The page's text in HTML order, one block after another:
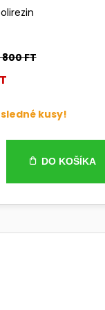
800 FT
kusy!
DO KOŠÍKA